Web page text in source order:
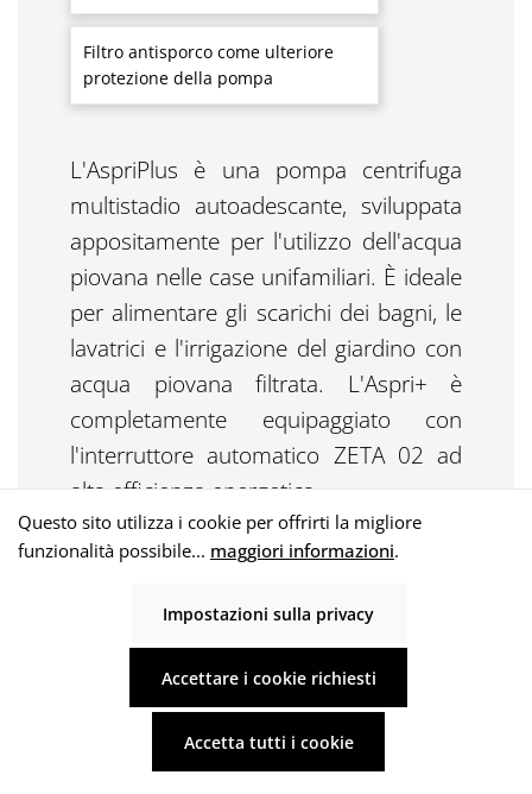
Filtro antisporco come ulteriore
protezione della pompa
L'AspriPlus è una pompa centrifuga
multistadio autoadescante, sviluppata
appositamente per l'utilizzo dell'acqua
piovana nelle case unifamiliari. È ideale
per alimentare gli scarichi dei bagni, le
lavatrici e l'irrigazione del giardino con
acqua piovana filtrata. L'Aspri+ è
completamente equipaggiato con
l'interruttore automatico ZETA 02 ad
alta efficienza energetica.
Salta la galleria dei prodotti
Questo sito utilizza i cookie per offrirti la migliore
funzionalità possibile... maggiori informazioni.
Impostazioni sulla privacy
Accettare i cookie richiesti
Accetta tutti i cookie